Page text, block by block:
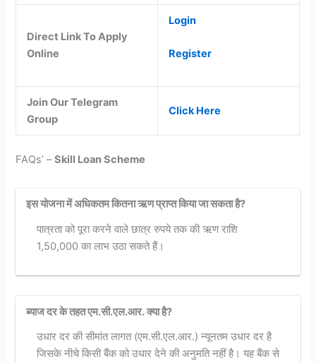
Direct Link To Apply
Online
Login
Register
Join Our Telegram
Group
Click Here
FAQs’ –Skill Loan Scheme
इस योजना में अधिकतम कितना ऋण प्राप्त किया जा सकता है?
पात्रता को पूरा करने वाले छात्र रुपये तक की ऋण राशि
1,50,000 का लाभ उठा सकते हैं।
ब्याज दर के तहत एम.सी.एल.आर. क्या है?
उधार दर की सीमांत लागत (एम.सी.एल.आर.) न्यूनतम उधार दर है
जिसके नीचे किसी बैंक को उधार देने की अनुमति नहीं है। यह बैंक से